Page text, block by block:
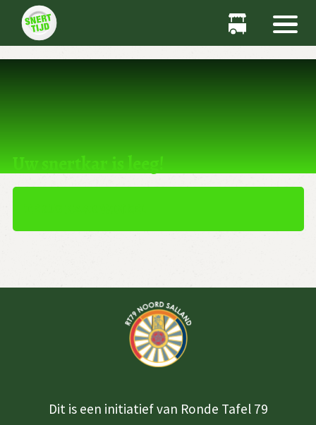
Dit product kan niet worden gekocht.
Uw snertkar is leeg!
Dit is een initiatief van Ronde Tafel 79